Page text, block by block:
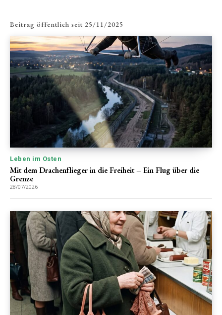
Beitrag öffentlich seit 25/11/2025
Leben im Osten
Mit dem Drachenflieger in die Freiheit – Ein Flug über die
Grenze
28/07/2026